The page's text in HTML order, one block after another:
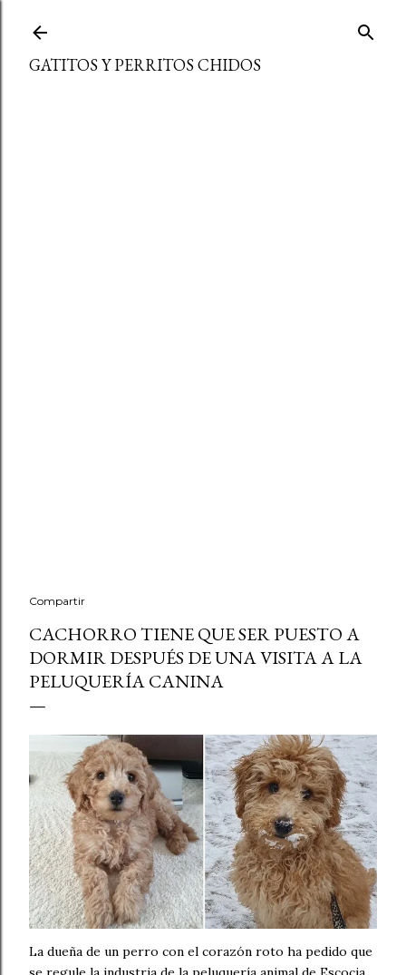
GATITOS Y PERRITOS CHIDOS
Compartir
CACHORRO TIENE QUE SER PUESTO A
DORMIR DESPUÉS DE UNA VISITA A LA
PELUQUERÍA CANINA
La dueña de un perro con el corazón roto ha pedido que